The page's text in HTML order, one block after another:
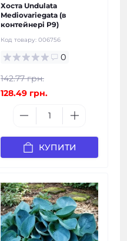
Хоста Undulata
Mediovariegata (в
контейнері Р9)
Код товару: 006756
0
142.77 грн.
128.49 грн.
КУПИТИ